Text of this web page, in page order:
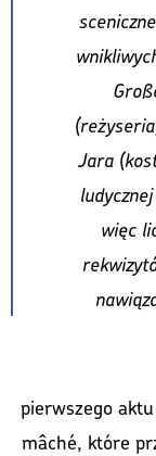
Jara
więc
pierwszego
mâché, które